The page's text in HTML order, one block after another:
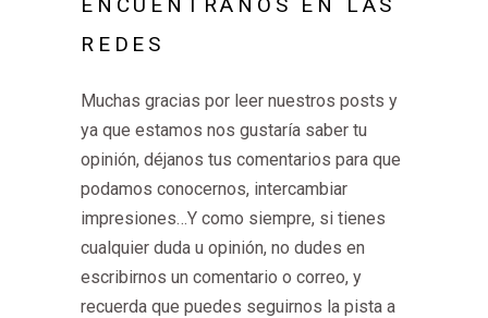
REDES
Muchas gracias por leer nuestros posts y
ya que estamos nos gustaría saber tu
opinión, déjanos tus comentarios para que
podamos conocernos, intercambiar
impresiones…Y como siempre, si tienes
cualquier duda u opinión, no dudes en
escribirnos un comentario o correo, y
recuerda que puedes seguirnos la pista a